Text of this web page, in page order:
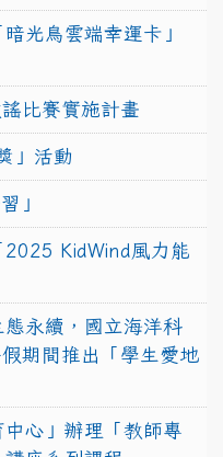
光鳥雲端幸運卡」
比賽實施計畫
」活動
」
2025 KidWind風力能
永續，國立海洋科
期間推出「學生愛地
中心」辦理「教師專